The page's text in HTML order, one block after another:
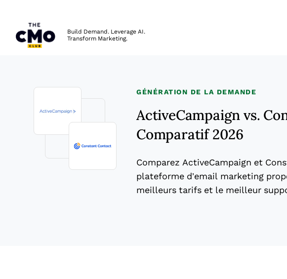
Build Demand. Leverage AI.
Transform Marketing.
GÉNÉRATION DE LA DEMANDE
ActiveCampaign vs.
Comparatif 2026
Comparez ActiveCampaign et
plateforme d’email marketing
meilleurs tarifs et le meilleur